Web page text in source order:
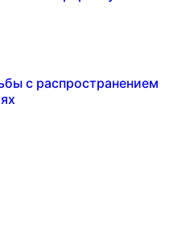
с распространением